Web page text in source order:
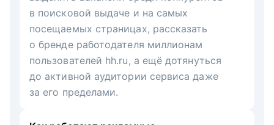
в поисковой выдаче и на самых
посещаемых страницах, рассказать
о бренде работодателя миллионам
пользователей hh.ru, а ещё дотянуться
до активной аудитории сервиса даже
за его пределами.